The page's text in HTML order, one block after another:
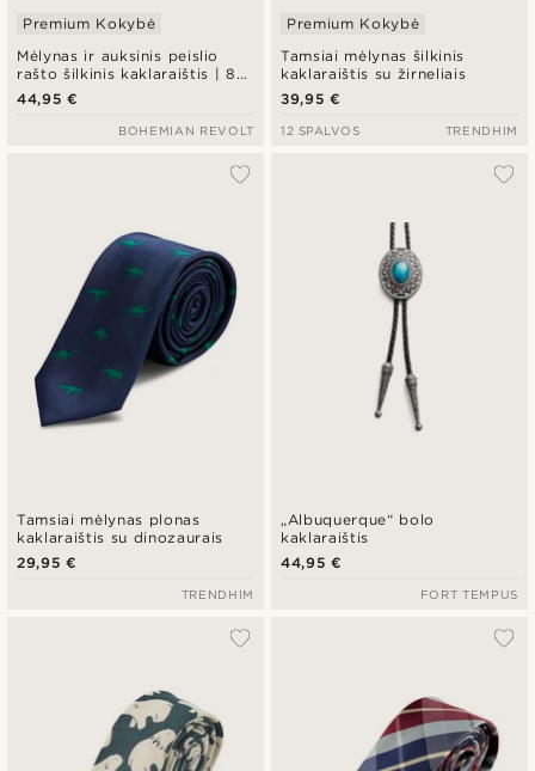
Mėlynas ir auksinis peislio
rašto šilkinis kaklaraištis | 8
cm
Premium Kokybė
44,95 €
BOHEMIAN REVOLT
Tamsiai mėlynas šilkinis
kaklaraištis su žirneliais
Premium Kokybė
39,95 €
12 SPALVOS TRENDHIM
Tamsiai mėlynas plonas
kaklaraištis su dinozaurais
29,95 €
TRENDHIM
„Albuquerque“ bolo
kaklaraištis
44,95 €
FORT TEMPUS